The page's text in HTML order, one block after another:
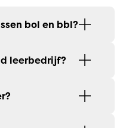
bol en bbl?
leerbedrijf?